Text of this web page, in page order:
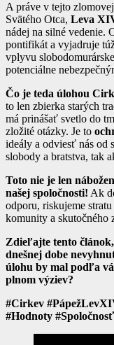
A práve v tejto
Svätého Otca, Leva
nádej na silné vedenie.
pontifikát a vyjadruje
vplyvu
potenciálne
Čo je teda úlohou
to len zbierka starých
má prinášať svetlo do
zložité otázky. Je to
ideály a odviesť nás od
slobody a bratstva, tak
Toto nie je len
našej spoločnosti! Ak
odporu, riskujeme
komunity a skutočného
Zdieľajte tento
dnešnej dobe
úlohu by mal podľa
plnom výziev?
#Cirkev
#Hodnoty